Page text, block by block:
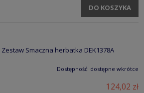
DO KOSZYKA
Zestaw Smaczna herbatka DEK1378A
Dostępność: dostępne wkrótce
124,02 zł